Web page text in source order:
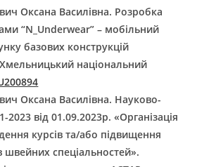
Оксана Василівна. Розробка
“N_Underwear” – мобільний
базових конструкцій
національний
Оксана Василівна. Науково-
від 01.09.2023р. «Організація
курсів та/або підвищення
швейних спеціальностей».